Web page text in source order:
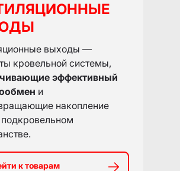
выходы —
кровельной системы,
эффективный
и
накопление
подкровельном
к товарам